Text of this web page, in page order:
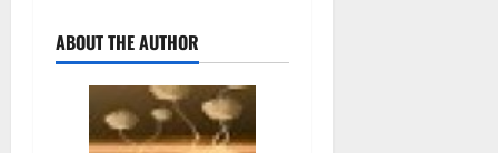
ABOUT THE AUTHOR